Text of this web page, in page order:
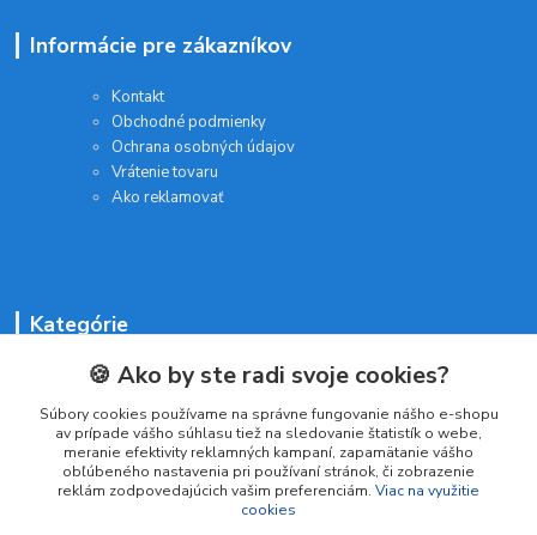
Informácie pre zákazníkov
Kontakt
Obchodné podmienky
Ochrana osobných údajov
Vrátenie tovaru
Ako reklamovať
Kategórie
Batérie a nabíjačky
Malé domáce spotrebiče
Kancelárske potreby
🍪 Ako by ste radi svoje cookies?
Súbory cookies používame na správne fungovanie nášho e-shopu
av prípade vášho súhlasu tiež na sledovanie štatistík o webe,
meranie efektivity reklamných kampaní, zapamätanie vášho
obľúbeného nastavenia pri používaní stránok, či zobrazenie
reklám zodpovedajúcich vašim preferenciám. Viac na využitie
cookies